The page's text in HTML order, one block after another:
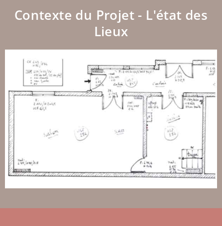
Contexte du Projet - L'état des
Lieux